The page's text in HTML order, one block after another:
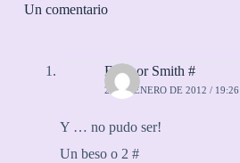
Un comentario
Eleanor Smith #
20 DE ENERO DE 2012 / 19:26
Y … no pudo ser!
Un beso o 2 #